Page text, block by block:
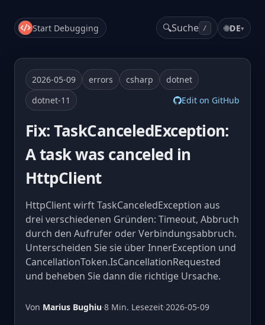
Start Debugging 🔍Suche / 🌐DE▾
2026-05-09 errors csharp
dotnet
dotnet-11
Edit on GitHub
Fix: TaskCanceledException:
A task was canceled in
HttpClient
HttpClient wirft TaskCanceledException aus
drei verschiedenen Gründen: Timeout, Abbruch
durch den Aufrufer oder Verbindungsabbruch.
Unterscheiden Sie sie über InnerException und
CancellationToken.IsCancellationRequested
und beheben Sie dann die richtige Ursache.
Von Marius Bughiu·8 Min. Lesezeit·2026-05-09